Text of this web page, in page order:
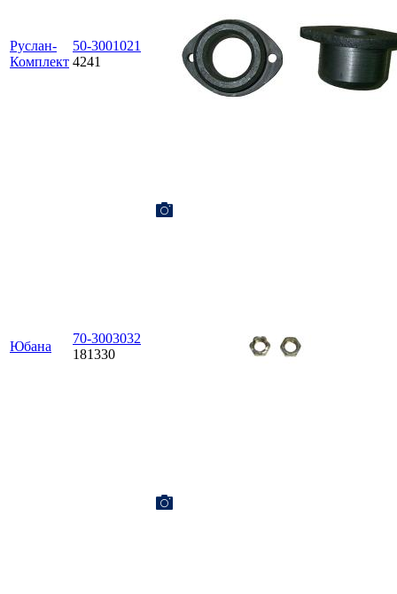
Руслан-
Комплект
50-3001021
4241
Юбана
70-3003032
181330